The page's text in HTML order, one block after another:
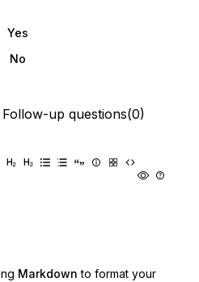
Yes
No
Follow-up questions(0)
Markdown to format your